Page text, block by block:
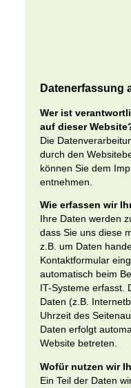
Datenerfassung
Wer ist
auf dieser
Die
durch den
können Sie dem
entnehmen.
Wie erfassen wir
Ihre Daten werden
dass Sie uns diese
z.B. um Daten
Kontaktformular
automatisch beim
IT-Systeme erfasst.
Daten (z.B.
Uhrzeit des
Daten erfolgt
Website betreten.
Wofür nutzen wir
Ein Teil der Daten